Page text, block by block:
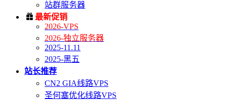
站群服务器
 最新促销
2026-VPS
2026-独立服务器
2025-11.11
2025-黑五
站长推荐
CN2 GIA线路VPS
圣何塞优化线路VPS